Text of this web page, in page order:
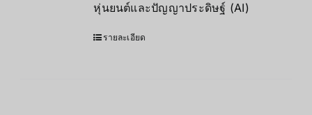
หุ่นยนต์และปัญญาประดิษฐ์ (AI)
รายละเอียด